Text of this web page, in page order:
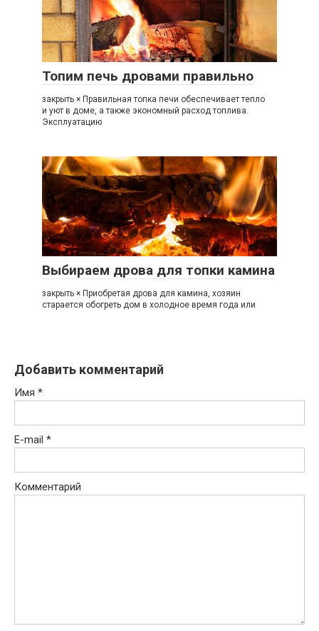
Топим печь дровами правильно
закрыть × Правильная топка печи обеспечивает тепло
и уют в доме, а также экономный расход топлива.
Эксплуатацию
Выбираем дрова для топки камина
закрыть × Приобретая дрова для камина, хозяин
старается обогреть дом в холодное время года или
Добавить комментарий
Имя *
E-mail *
Комментарий